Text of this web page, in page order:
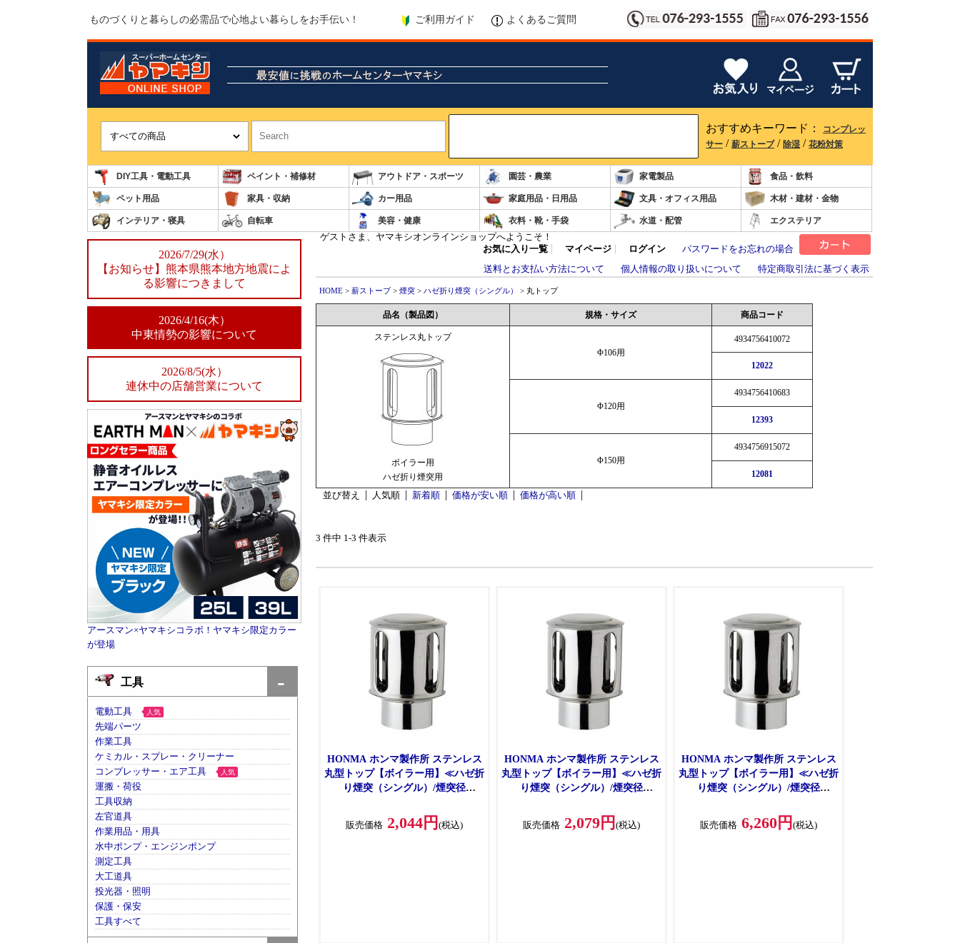
ものづくりと暮らしの必需品で心地よい暮らしをお手伝い！ ご利用ガイド よくあるご質問
おすすめキーワード：
コンプレッ
サー / 薪ストーブ/ 除湿 / 花粉対策
DIY工具・電動工具 ペイント・補修材 アウトドア・スポーツ 園芸・農業 家電製品 食品・飲料
ペット用品 家具・収納 カー用品 家庭用品・日用品 文具・オフィス用品 木材・建材・金物
インテリア・寝具 自転車 美容・健康 衣料・靴・手袋 水道・配管 エクステリア
2026/7/29(水）
【お知らせ】熊本県熊本地方地震によ
る影響につきまして
2026/4/16(木）
中東情勢の影響について
2026/8/5(水）
連休中の店舗営業について
アースマン×ヤマキシコラボ！ヤマキシ限定カラー
が登場
工具
電動工具 人気
先端パーツ
作業工具
ケミカル・スプレー・クリーナー
コンプレッサー・エア工具
人気
運搬・荷役
工具収納
左官道具
作業用品・用具
水中ポンプ・エンジンポンプ
測定工具
大工道具
投光器・照明
保護・保安
工具すべて
ゲストさま、ヤマキシオンラインショップへようこそ！
お気に入り一覧
マイページ ログイン
パスワードをお忘れの場合
送料とお支払い方法について
個人情報の取り扱いについて 特定商取引法に基づく表示
HOME > 薪ストーブ > 煙突 > ハゼ折り煙突（シングル） > 丸トップ
品名（製品図） 規格・サイズ 商品コード
ステンレス丸トップ
ボイラー用
ハゼ折り煙突用
Φ106用
4934756410072
12022
Φ120用
4934756410683
12393
Φ150用
4934756915072
12081
並び替え 人気順 新着順 価格が安い順 価格が高い順
3 件中 1-3 件表示
HONMA ホンマ製作所 ステンレス
丸型トップ【ボイラー用】≪ハゼ折
り煙突（シングル）/煙突径
販売価格 2,044円(税込)
HONMA ホンマ製作所 ステンレス
丸型トップ【ボイラー用】≪ハゼ折
り煙突（シングル）/煙突径
販売価格 2,079円(税込)
HONMA ホンマ製作所 ステンレス
丸型トップ【ボイラー用】≪ハゼ折
り煙突（シングル）/煙突径
販売価格 6,260円(税込)